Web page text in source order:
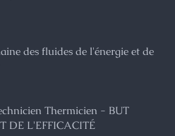
des fluides de l'énergie et de
Thermicien - BUT
DE L'EFFICACITÉ